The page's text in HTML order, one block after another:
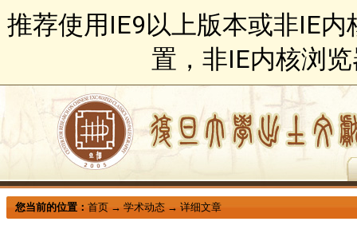
推荐使用IE9以上版本或非IE
置，非IE内核浏
您当前的位置：首页 →学术动态 →详细文章